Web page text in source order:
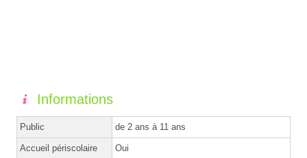
Informations
Public de 2 ans à 11 ans
Accueil périscolaire Oui